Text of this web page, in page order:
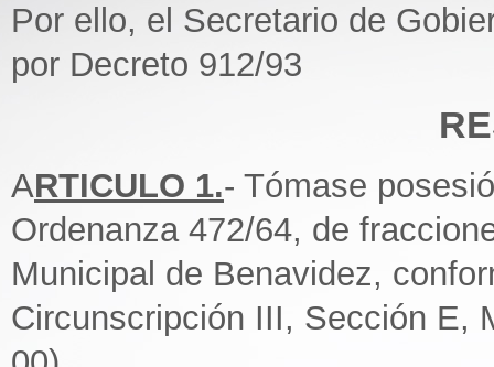
Por ello, el Secretario de
por Decreto 912/93
ARTICULO 1.- Tómase
Ordenanza 472/64, de
Municipal de Benavidez,
Circunscripción III, Sección E,